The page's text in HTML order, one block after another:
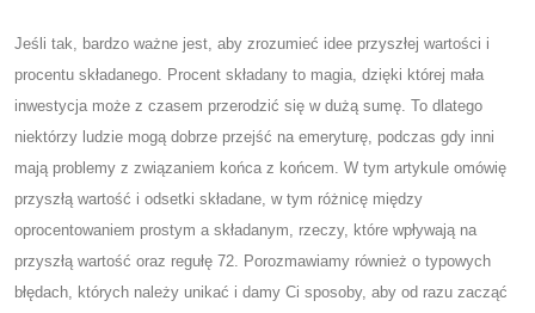
Jeśli tak, bardzo ważne jest, aby zrozumieć idee przyszłej wartości i
procentu składanego. Procent składany to magia, dzięki której mała
inwestycja może z czasem przerodzić się w dużą sumę. To dlatego
niektórzy ludzie mogą dobrze przejść na emeryturę, podczas gdy inni
mają problemy z związaniem końca z końcem. W tym artykule omówię
przyszłą wartość i odsetki składane, w tym różnicę między
oprocentowaniem prostym a składanym, rzeczy, które wpływają na
przyszłą wartość oraz regułę 72. Porozmawiamy również o typowych
błędach, których należy unikać i damy Ci sposoby, aby od razu zacząć